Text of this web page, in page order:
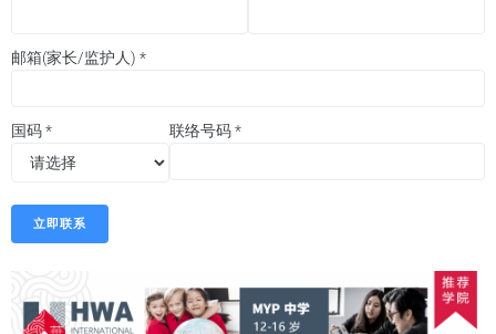
邮箱(家长/监护人) *
国码* 联络号码*
立即联系